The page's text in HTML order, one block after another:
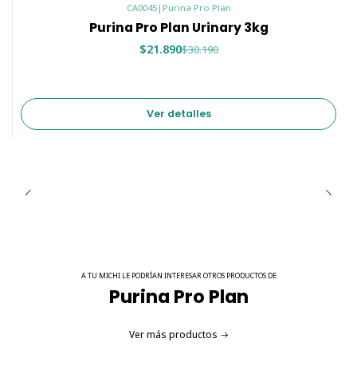
CA0045| Purina Pro Plan
Purina Pro Plan Urinary 3kg
$21.890$30.190
Ver detalles
A TU MICHI LE PODRÍAN INTERESAR OTROS PRODUCTOS DE
Purina Pro Plan
Ver más productos